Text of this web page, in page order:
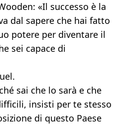
«Il successo è la
dal sapere che hai fatto
potere per diventare il
sei capace di
sai che lo sarà e che
insisti per te stesso
di questo Paese